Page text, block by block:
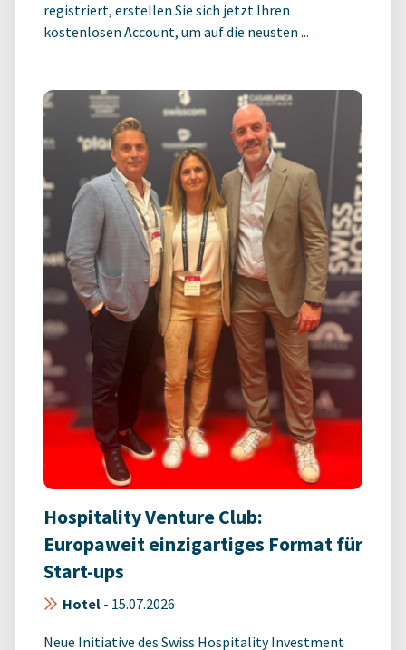
registriert, erstellen Sie sich jetzt Ihren
kostenlosen Account, um auf die neusten ...
Hospitality Venture Club:
Europaweit einzigartiges Format für
Start-ups
Hotel - 15.07.2026
Neue Initiative des Swiss Hospitality Investment